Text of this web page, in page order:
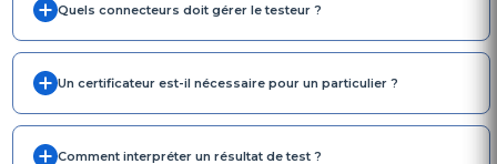
Quels connecteurs doit gérer le testeur ?
Un certificateur est-il nécessaire pour un particulier ?
Comment interpréter un résultat de test ?